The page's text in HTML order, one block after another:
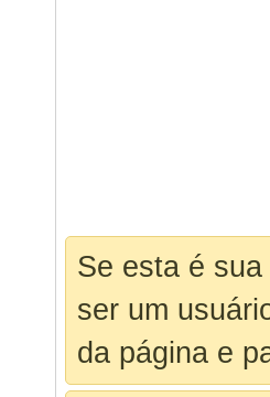
Se esta é
ser um
da página e